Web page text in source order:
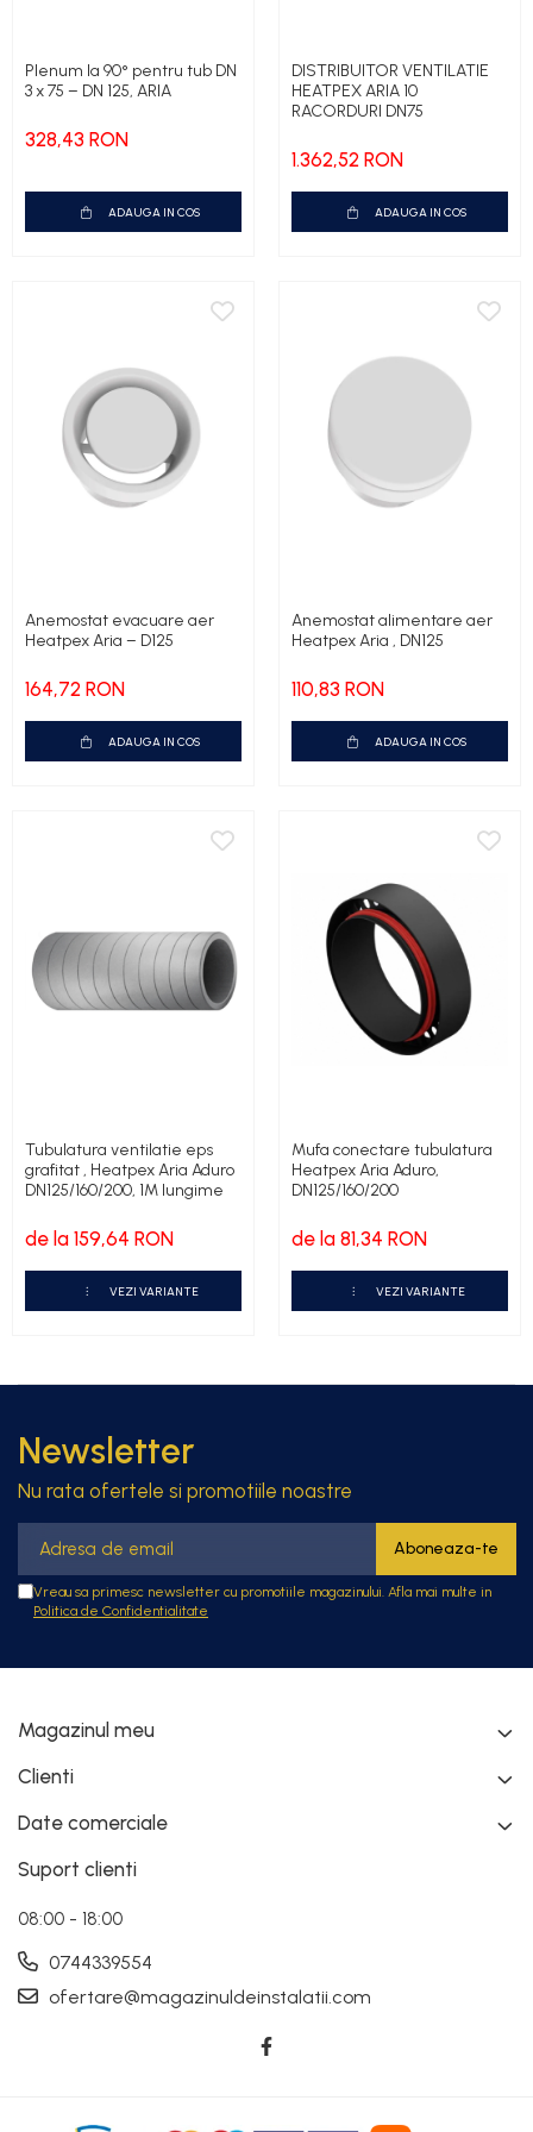
Plenum la 90° pentru tub DN
3 x 75 – DN 125, ARIA
328,43 RON
ADAUGA IN COS
DISTRIBUITOR VENTILATIE
HEATPEX ARIA 10
RACORDURI DN75
1.362,52 RON
ADAUGA IN COS
Anemostat evacuare aer
Heatpex Aria – D125
164,72 RON
ADAUGA IN COS
Anemostat alimentare aer
Heatpex Aria , DN125
110,83 RON
ADAUGA IN COS
Tubulatura ventilatie eps
grafitat , Heatpex Aria Aduro
DN125/160/200, 1M lungime
de la 159,64 RON
VEZI VARIANTE
Mufa conectare tubulatura
Heatpex Aria Aduro,
DN125/160/200
de la 81,34 RON
VEZI VARIANTE
Newsletter
Nu rata ofertele si promotiile noastre
Vreau sa primesc newsletter cu promotiile magazinului. Afla mai multe in
Politica de Confidentialitate
Magazinul meu
Clienti
Date comerciale
Suport clienti
08:00 - 18:00
0744339554
ofertare@magazinuldeinstalatii.com